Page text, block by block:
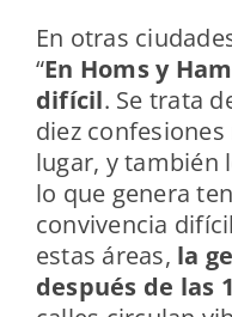
En otras
“En Homs y
difícil. Se trata
diez
lugar, y también
lo que genera
convivencia
estas áreas, la
después de las